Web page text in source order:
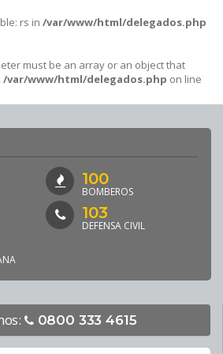
rs in /var/www/html/delegados.php
must be an array or an object that
/var/www/html/delegados.php on line
100
BOMBEROS
103
DEFENSA CIVIL
0800 333 4615